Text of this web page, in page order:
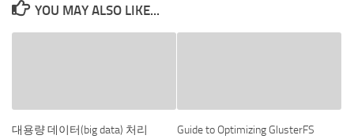
YOU MAY ALSO LIKE...
대용량 데이터(big data) 처리
Guide to Optimizing GlusterFS